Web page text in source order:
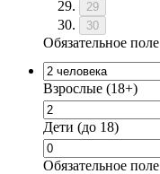
29
30
Обязательное поле
Взрослые (18+)
Дети (до 18)
Обязательное поле